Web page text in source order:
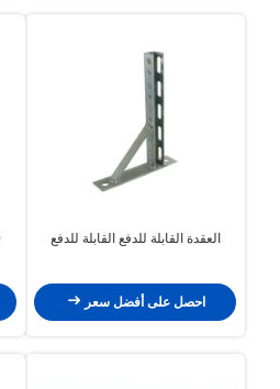
العقدة القابلة للدفع القابلة للدفع
احصل على أفضل سعر